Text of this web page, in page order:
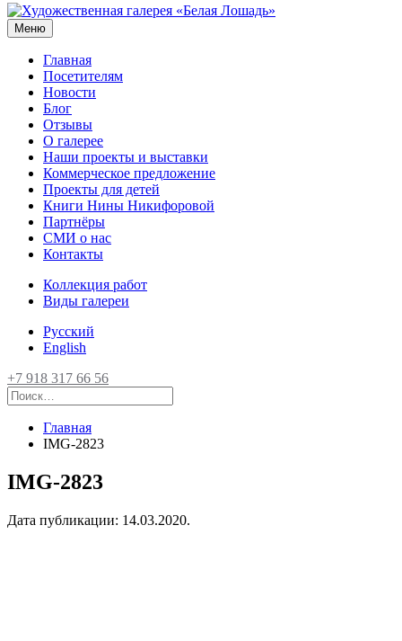
Меню
Главная
Посетителям
Новости
Блог
Отзывы
О галерее
Наши проекты и выставки
Коммерческое предложение
Проекты для детей
Книги Нины Никифоровой
Партнёры
СМИ о нас
Контакты
Коллекция работ
Виды галереи
Русский
English
+7 918 317 66 56
Главная
IMG-2823
IMG-2823
Дата публикации: 14.03.2020.